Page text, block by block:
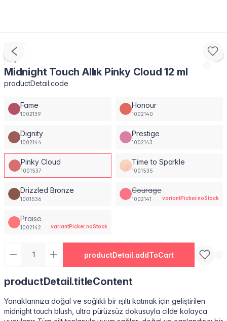
Midnight Touch Allık Pinky Cloud 12 ml
productDetail.code
Fame
1002139
Honour
1002140
Dignity
1002144
Prestige
1002143
Pinky Cloud
1001537
Time to Sparkle
1001535
Drizzled Bronze
1001536
Courage
1002141 variantPicker.noStock
Praise
1002142 variantPicker.noStock
productDetail.addToCart
productDetail.titleContent
Yanaklarınıza doğal ve sağlıklı bir ışıltı katmak için geliştirilen
midnight touch blush, ultra pürüzsüz dokusuyla cilde kolayca